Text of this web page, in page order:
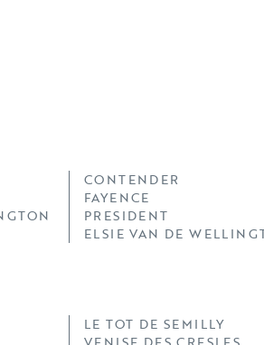
CONTENDER
FAYENCE
PRESIDENT
ELSIE VAN DE
LE TOT DE SEMILLY